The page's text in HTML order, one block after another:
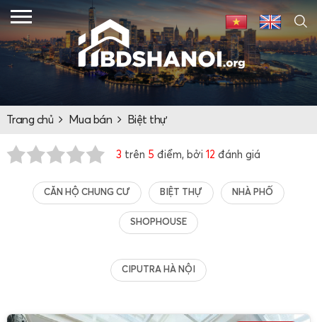
Trang chủ Mua bán Biệt thự
3 trên 5 điểm, bởi 12 đánh giá
CĂN HỘ CHUNG CƯ BIỆT THỰ NHÀ PHỐ
SHOPHOUSE
CIPUTRA HÀ NỘI